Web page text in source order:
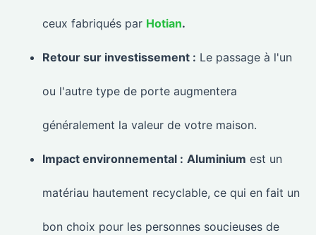
ceux fabriqués par Hotian.
Retour sur investissement : Le passage à l'un
ou l'autre type de porte augmentera
généralement la valeur de votre maison.
Impact environnemental : Aluminium est un
matériau hautement recyclable, ce qui en fait un
bon choix pour les personnes soucieuses de